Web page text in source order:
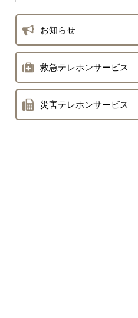
お知らせ
救急テレホンサービス
災害テレホンサービス